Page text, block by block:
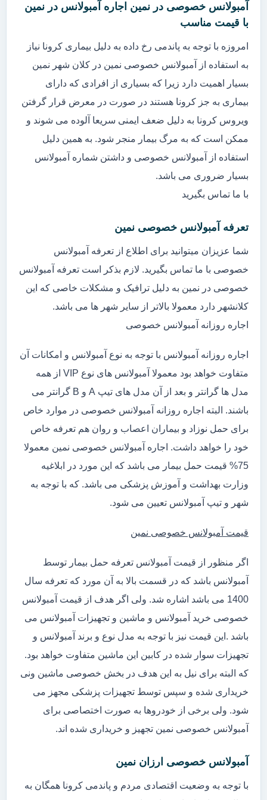
آمبولانس خصوصی در نمین اجاره آمبولانس در نمین
با قیمت مناسب
امروزه با توجه به پاندمی رخ داده به دلیل بیماری کرونا نیاز
به استفاده از آمبولانس خصوصی نمین در کلان شهر نمین
بسیار اهمیت دارد زیرا که بسیاری از افرادی که دارای
بیماری به جز کرونا هستند در صورت در معرض قرار گرفتن
ویروس کرونا به دلیل ضعف ایمنی سریعا آلوده می شوند و
ممکن است که به مرگ بیمار منجر شود. به همین دلیل
استفاده از آمبولانس خصوصی و داشتن شماره آمبولانس
بسیار ضروری می باشد.
با ما تماس بگیرید
تعرفه آمبولانس خصوصی نمین
شما عزیزان میتوانید برای اطلاع از تعرفه آمبولانس
خصوصی با ما تماس بگیرید. لازم بذکر است تعرفه آمبولانس
خصوصی در نمین به دلیل ترافیک و مشکلات خاصی که این
کلانشهر دارد معمولا بالاتر از سایر شهر ها می باشد.
اجاره روزانه آمبولانس خصوصی
اجاره روزانه آمبولانس با توجه به نوع آمبولانس و امکانات آن
متفاوت خواهد بود معمولا آمبولانس های نوع VIP از همه
مدل ها گرانتر و بعد از آن مدل های تیپ A و B گرانتر می
باشند. البته اجاره روزانه آمبولانس خصوصی در موارد خاص
برای حمل نوزاد و بیماران اعصاب و روان هم تعرفه خاص
خود را خواهد داشت. اجاره آمبولانس خصوصی نمین معمولا
75% قیمت حمل بیمار می باشد که این مورد در ابلاغیه
وزارت بهداشت و آموزش پزشکی می باشد. که با توجه به
شهر و تیپ آمبولانس تعیین می شود.
قیمت آمبولانس خصوصی نمین
اگر منظور از قیمت آمبولانس تعرفه حمل بیمار توسط
آمبولانس باشد که در قسمت بالا به آن مورد که تعرفه سال
1400 می باشد اشاره شد. ولی اگر هدف از قیمت آمبولانس
خصوصی خرید آمبولانس و ماشین و تجهیزات آمبولانس می
باشد .این قیمت نیز با توجه به مدل نوع و برند آمبولانس و
تجهیزات سوار شده در کابین این ماشین متفاوت خواهد بود.
که البته برای نیل به این هدف در بخش خصوصی ماشین ونی
خریداری شده و سپس توسط تجهیزات پزشکی مجهز می
شود. ولی برخی از خودروها به صورت اختصاصی برای
آمبولانس خصوصی نمین تجهیز و خریداری شده اند.
آمبولانس خصوصی ارزان نمین
با توجه به وضعیت اقتصادی مردم و پاندمی کرونا همگان به